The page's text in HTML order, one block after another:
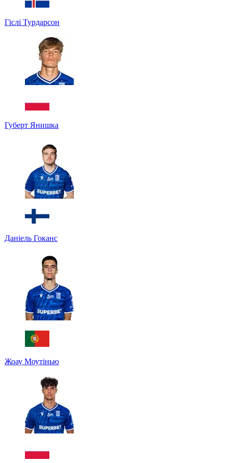
Гіслі Турдарсон
Губерт Янишка
Даніель Гоканс
Жоау Моутінью